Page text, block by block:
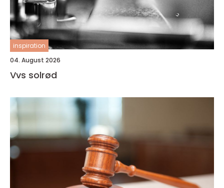
inspiration
04. August 2026
Vvs solrød